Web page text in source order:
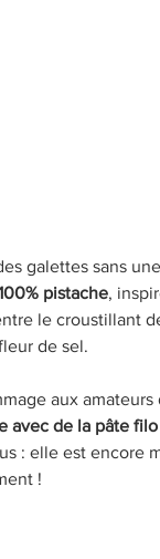
galettes sans
pistache,
le croustillant
de sel.
aux amateurs
avec de la pâte filo
: elle est encore
!